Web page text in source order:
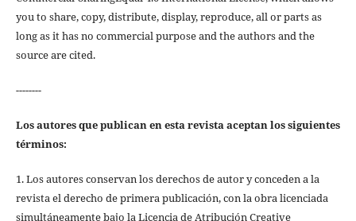
you to share, copy, distribute, display, reproduce, all or parts as
long as it has no commercial purpose and the authors and the
source are cited.
--------
Los autores que publican en esta revista aceptan los siguientes
términos:
1. Los autores conservan los derechos de autor y conceden a la
revista el derecho de primera publicación, con la obra licenciada
simultáneamente bajo la Licencia de Atribución Creative